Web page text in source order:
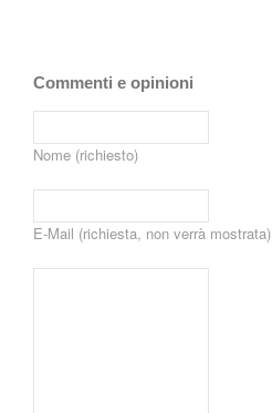
Commenti e opinioni
Nome (richiesto)
E-Mail (richiesta, non verrà mostrata)